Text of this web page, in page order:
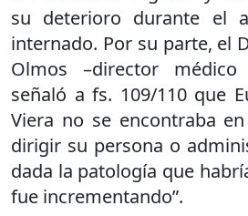
su deterioro durante el
internado. Por su parte, el
Olmos –director
señaló a fs. 109/110 que
Viera no se encontraba
dirigir su persona o
dada la patología que
fue incrementando”.